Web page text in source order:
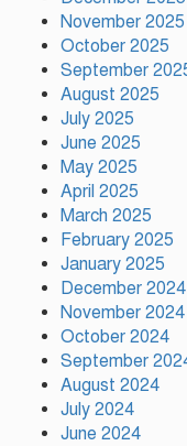
November 2025
October 2025
September
August 2025
July 2025
June 2025
May 2025
April 2025
March 2025
February 2025
January 2025
December 2024
November 2024
October 2024
September
August 2024
July 2024
June 2024